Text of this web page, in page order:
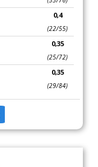
0,4
(22/55)
0,35
(25/72)
0,35
(29/84)